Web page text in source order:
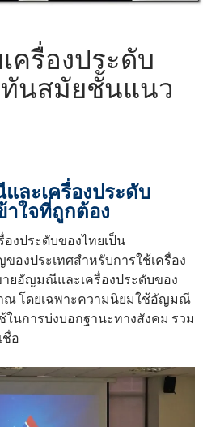
ครื่องประดับ
ทันสมัยชั้นแนว
ละเครื่องประดับ
าใจที่ถูกต้อง
งประดับของไทยเป็น
งประเทศสำหรับการใช้เครื่อง
ยอัญมณีและเครื่องประดับของ
ณ โดยเฉพาะความนิยมใช้อัญมณี
ในการบ่งบอกฐานะทางสังคม รวม
อ